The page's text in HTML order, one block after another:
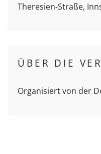
Theresien-Straße,
ÜBER DIE
Organisiert von der